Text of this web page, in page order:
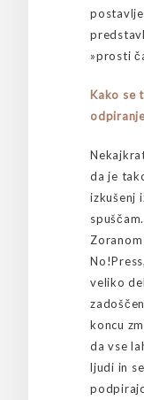
»prosti
Kako se
da je
izkušenj
veliko
koncu
da vse
ljudi in